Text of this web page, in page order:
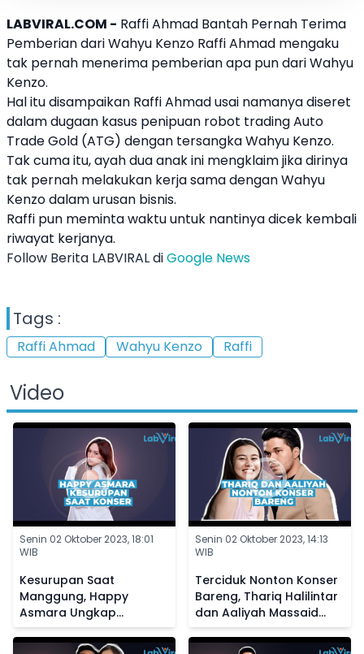
LABVIRAL.COM - Raffi Ahmad Bantah Pernah Terima
Pemberian dariWahyu Kenzo Raffi Ahmad mengaku
tak pernah menerima pemberian apa pun dariWahyu
Kenzo.
Hal itu disampaikan Raffi Ahmadusai namanya diseret
dalam dugaan kasus penipuan robot trading Auto
Trade Gold (ATG) dengan tersangkaWahyu Kenzo.
Tak cuma itu, ayah dua anak ini mengklaim jika dirinya
tak pernah melakukan kerja sama denganWahyu
Kenzodalam urusan bisnis.
Raffi pun meminta waktu untuk nantinya dicek kembali
riwayat kerjanya.
Follow Berita LABVIRAL diGoogle News
Tags :
Raffi Ahmad Wahyu Kenzo Raffi
Video
Senin 02 Oktober 2023, 18:01
WIB
Kesurupan Saat
Manggung, Happy
Asmara Ungkap
Kedekatannya dengan
Makhluk Halus
Senin 02 Oktober 2023, 14:13
WIB
Terciduk Nonton Konser
Bareng, Thariq Halilintar
dan Aaliyah Massaid
Diisukan Makin Dekat